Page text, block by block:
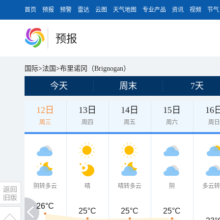
首页 预报 预警 雷达 云图 天气地图 专业产品 资讯 视频 节气
预报
国际>法国 >布里诺冈（Brignogan）
今天 周末 7天
12日
周三
13日
周四
14日
周五
15日
周六
16
周日
阴转多云 晴 晴转多云 阴 多云
26°C
26°C
25°C 25°C
25°C